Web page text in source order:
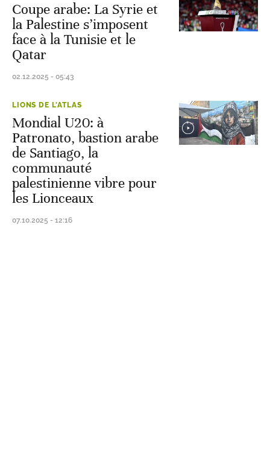
Coupe arabe: La Syrie et
la Palestine s’imposent
face à la Tunisie et le
Qatar
02.12.2025 - 05:43
LIONS DE L'ATLAS
Mondial U20: à
Patronato, bastion arabe
de Santiago, la
communauté
palestinienne vibre pour
les Lionceaux
07.10.2025 - 12:16